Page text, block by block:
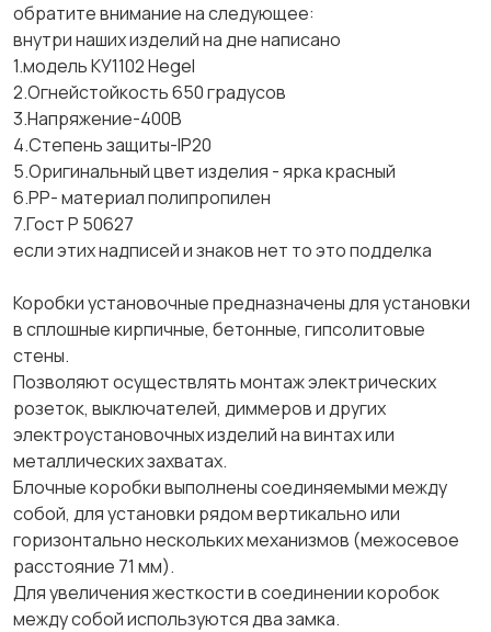
обратите внимание на следующее:
внутри наших изделий на дне написано
1.модель КУ1102 Hegel
2.Огнейстойкость 650 градусов
3.Напряжение-400В
4.Степень защиты-IP20
5.Оригинальный цвет изделия - ярка красный
6.PP- материал полипропилен
7.Гост Р 50627
если этих надписей и знаков нет то это подделка
Коробки установочные предназначены для установки
в сплошные кирпичные, бетонные, гипсолитовые
стены.
Позволяют осуществлять монтаж электрических
розеток, выключателей, диммеров и других
электроустановочных изделий на винтах или
металлических захватах.
Блочные коробки выполнены соединяемыми между
собой, для установки рядом вертикально или
горизонтально нескольких механизмов (межосевое
расстояние 71 мм).
Для увеличения жесткости в соединении коробок
между собой используются два замка.